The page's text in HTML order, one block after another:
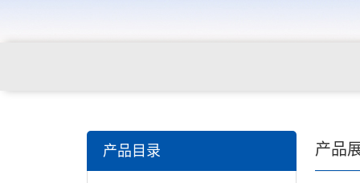
电缆，包装材料，箱包等行业
产品目录 产品